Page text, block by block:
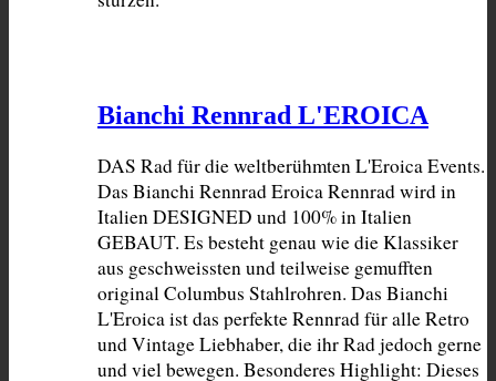
Bianchi Rennrad L'EROICA
DAS Rad für die weltberühmten L'Eroica Events.
Das Bianchi Rennrad Eroica Rennrad wird in
Italien DESIGNED und 100% in Italien
GEBAUT. Es besteht genau wie die Klassiker
aus geschweissten und teilweise gemufften
original Columbus Stahlrohren. Das Bianchi
L'Eroica ist das perfekte Rennrad für alle Retro
und Vintage Liebhaber, die ihr Rad jedoch gerne
und viel bewegen. Besonderes Highlight: Dieses